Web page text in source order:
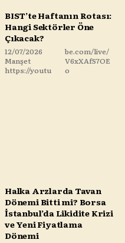
BIST’te Haftanın Rotası:
Hangi Sektörler Öne
Çıkacak?
12/07/2026
Manşet
https://youtu
be.com/live/
V6xXAfS7OE
o
Halka Arzlarda Tavan
Dönemi Bitti mi? Borsa
İstanbul’da Likidite Krizi
ve Yeni Fiyatlama
Dönemi